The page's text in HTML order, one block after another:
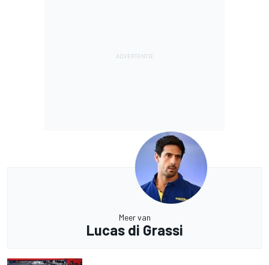
Meer van
Lucas di Grassi